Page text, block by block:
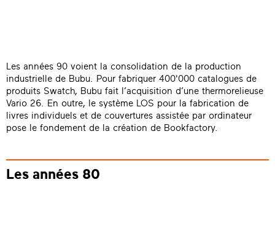
Les années 90 voient la consolidation de la production
industrielle de Bubu. Pour fabriquer 400'000 catalogues de
produits Swatch, Bubu fait l’acquisition d’une thermorelieuse
Vario 26. En outre, le système LOS pour la fabrication de
livres individuels et de couvertures assistée par ordinateur
pose le fondement de la création de Bookfactory.
Les années 80